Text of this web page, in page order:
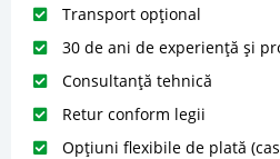
Transport opțional
30 de ani de experiență și
Consultanță tehnică
Retur conform legii
Opțiuni flexibile de plată